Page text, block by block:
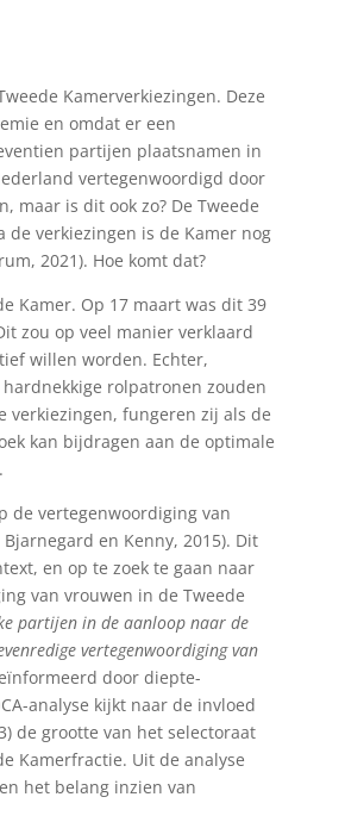
Kamerverkiezingen. Deze
en omdat er een
partijen plaatsnamen in
vertegenwoordigd door
maar is dit ook zo? De Tweede
verkiezingen is de Kamer nog
2021). Hoe komt dat?
Op 17 maart was dit 39
zou op veel manier verklaard
willen worden. Echter,
rolpatronen zouden
fungeren zij als de
kan bijdragen aan de optimale
de vertegenwoordiging van
en Kenny, 2015). Dit
en op te zoek te gaan naar
van vrouwen in de Tweede
partijen in de aanloop naar de
vertegenwoordiging van
door diepte-
analyse kijkt naar de invloed
de grootte van het selectoraat
Kamerfractie. Uit de analyse
het belang inzien van